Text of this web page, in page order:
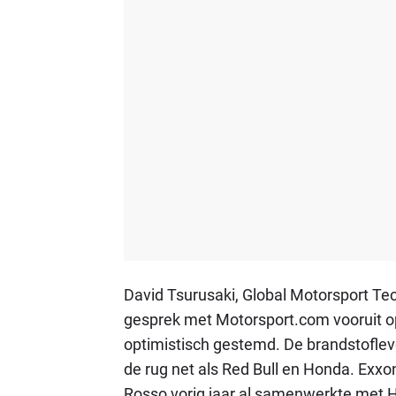
David Tsurusaki, Global Motorsport
gesprek met Motorsport.com vooruit
optimistisch gestemd. De
de rug net als Red Bull en Honda.